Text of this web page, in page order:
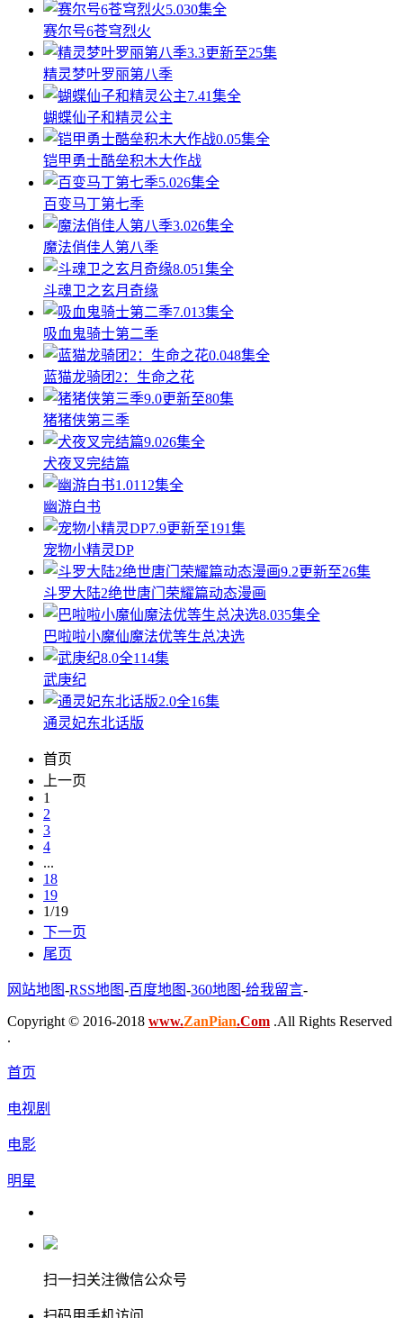
5.030集全
赛尔号6苍穹烈火
3.3更新至25集
精灵梦叶罗丽第八季
7.41集全
蝴蝶仙子和精灵公主
0.05集全
铠甲勇士酷垒积木大作战
5.026集全
百变马丁第七季
3.026集全
魔法俏佳人第八季
8.051集全
斗魂卫之玄月奇缘
7.013集全
吸血鬼骑士第二季
0.048集全
蓝猫龙骑团2：生命之花
9.0更新至80集
猪猪侠第三季
9.026集全
犬夜叉完结篇
1.0112集全
幽游白书
7.9更新至191集
宠物小精灵DP
9.2更新至26集
斗罗大陆2绝世唐门荣耀篇动态漫画
8.035集全
巴啦啦小魔仙魔法优等生总决选
8.0全114集
武庚纪
2.0全16集
通灵妃东北话版
首页
上一页
1
2
3
4
...
18
19
1/19
下一页
尾页
网站地图-RSS地图-百度地图-360地图-给我留言-
Copyright © 2016-2018 www.ZanPian.Com .All Rights Reserved
.
首页
电视剧
电影
明星
扫一扫关注微信公众号